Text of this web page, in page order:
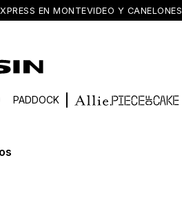
EN MONTEVIDEO Y CANELONES
PADDOCK